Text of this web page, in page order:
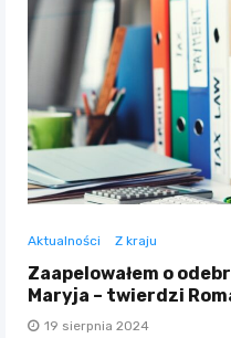
Aktualności Z kraju
Zaapelowałem o
Maryja – twierdzi
19 sierpnia 2024